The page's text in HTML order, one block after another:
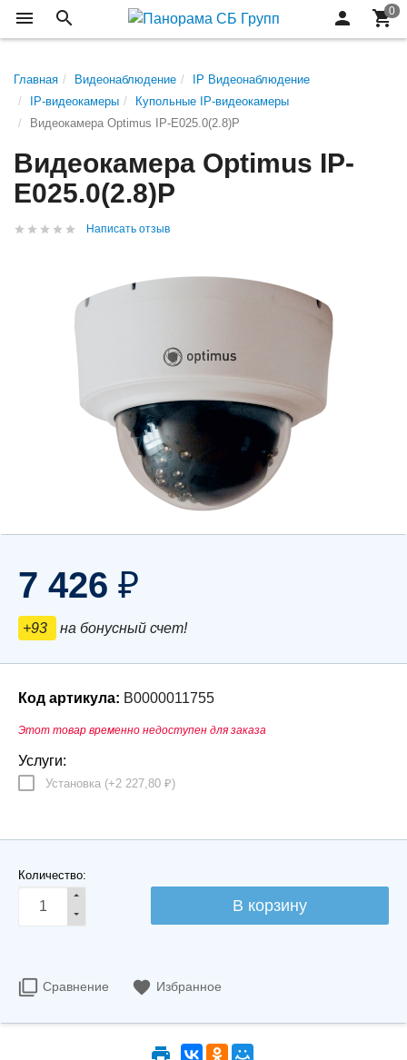
Главная Видеонаблюдение
IP Видеонаблюдение
IP-видеокамеры
Купольные IP-видеокамеры
Видеокамера Optimus IP-E025.0(2.8)P
Видеокамера Optimus IP-
E025.0(2.8)P
Написать отзыв
7 426 ₽
+93 на бонусный счет!
Код артикула: В0000011755
Этот товар временно недоступен для заказа
Услуги:
Установка (+2 227,80 ₽)
Количество:
Сравнение Избранное